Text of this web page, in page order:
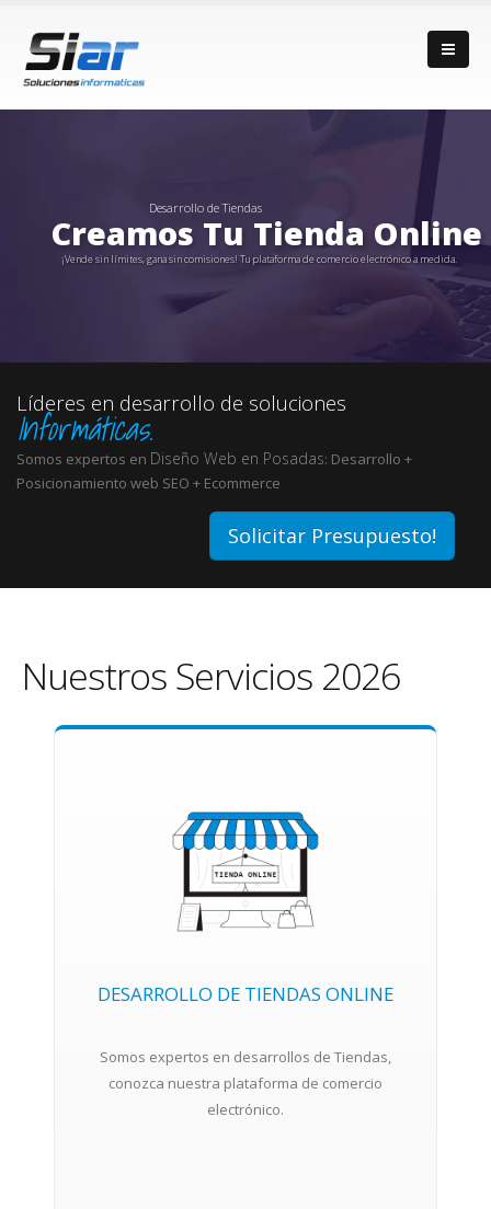
Desarrollo de Tiendas
Creamos Tu Tienda Online
¡Vende sin límites, gana sin comisiones! Tu plataforma de comercio electrónico a medida.
Líderes en desarrollo de soluciones
Informáticas.
Somos expertos en Diseño Web en Posadas: Desarrollo +
Posicionamiento web SEO + Ecommerce
Solicitar Presupuesto!
Nuestros Servicios 2026
DESARROLLO DE TIENDAS ONLINE
Somos expertos en desarrollos de Tiendas,
conozca nuestra plataforma de comercio
electrónico.